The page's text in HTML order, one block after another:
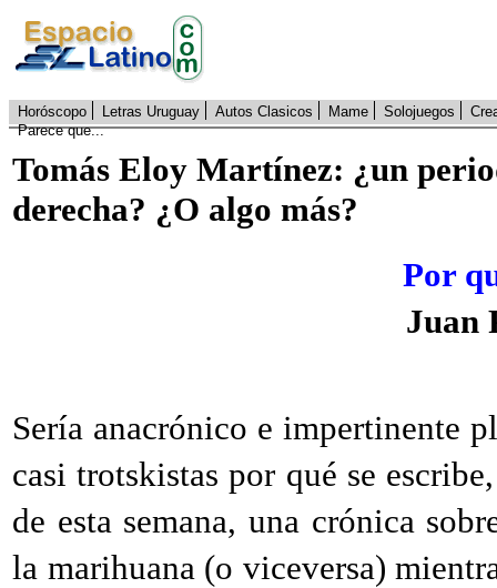
Horóscopo Letras Uruguay Autos Clasicos Mame Solojuegos
Parece que...
Tomás Eloy Martínez: ¿un
derecha? ¿O algo más?
Por
Juan
Sería anacrónico e impertinente
casi trotskistas por qué se
de esta semana, una crónica
la marihuana (o viceversa)